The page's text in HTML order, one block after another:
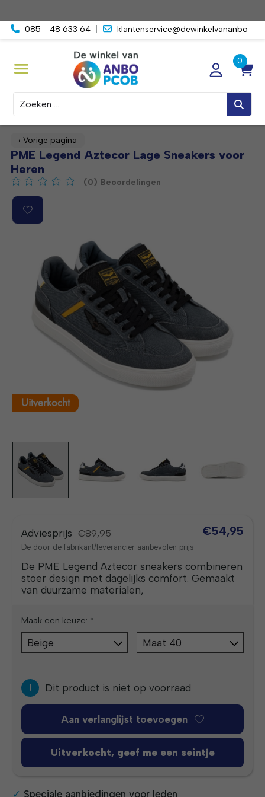
085 - 48 633 64
klantenservice@dewinkelvananbo-
Zoeken
‹ Vorige pagina
PME Legend Aztecor Lage Sneakers voor
Heren
De beoordeling van dit product is0van de 5
(0) Beoordelingen
Product image slideshow Items
Uitverkocht
Adviesprijs €89,95
De door de fabrikant/leverancier aanbevolen prijs
€54,95
De PME Legend Aztecor sneakers combineren
stoer design met dagelijks comfort. Gemaakt
van duurzame materialen,
Maak een keuze: *
! Dit product is niet op voorraad
Aan verlanglijst toevoegen
Uitverkocht, geef me een seintje
Speciale aanbiedingen voor leden